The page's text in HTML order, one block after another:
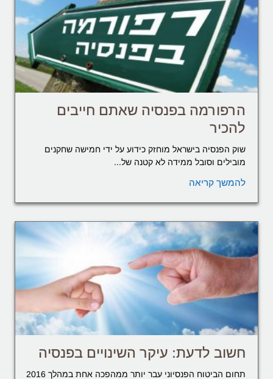
הרפורמה בפנסיה שאתם חייבים
להכיר
שוק הפנסיה בישראל מוחזק כידוע על ידי חמישה שחקנים
מובילים וסובל ממידה לא קטנה של...
להמשך קריאה
חשוב לדעת: עיקר השינויים בפנסיה
תחום הביטוח הפנסיוני עבר יותר ממהפכה אחת במהלך 2016